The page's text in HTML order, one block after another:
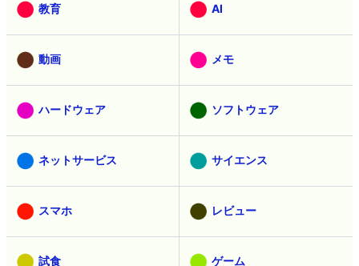
教育 AI
動画 メモ
ハードウェア ソフトウェア
ネットサービス サイエンス
スマホ レビュー
試食 ゲーム